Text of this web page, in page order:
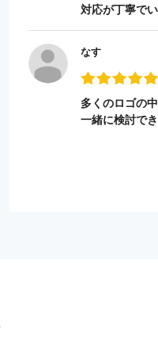
対応が丁寧で
なす
多くのロゴの
一緒に検討で